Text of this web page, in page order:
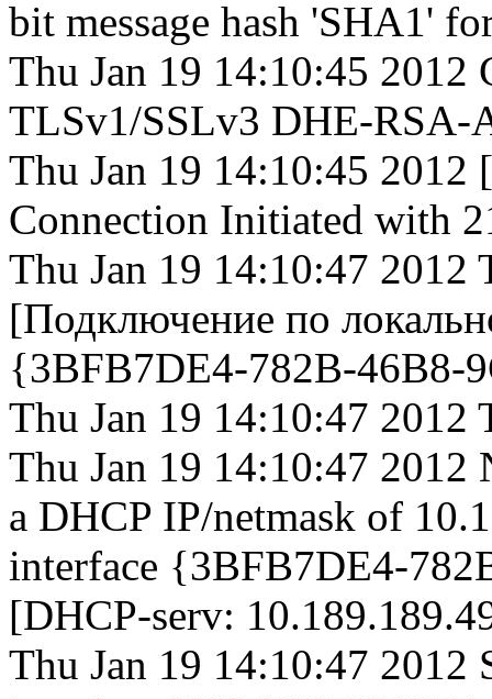
bit message hash 'SHA1'
Thu Jan 19 14:10:45
TLSv1/SSLv3 DHE-RSA-
Thu Jan 19 14:10:45 2012
Connection Initiated with
Thu Jan 19 14:10:47 2012
[Подключение по
{3BFB7DE4-782B-46B8-
Thu Jan 19 14:10:47
Thu Jan 19 14:10:47
a DHCP IP/netmask of
interface {3BFB7DE4-
[DHCP-serv:
Thu Jan 19 14:10:47 2012